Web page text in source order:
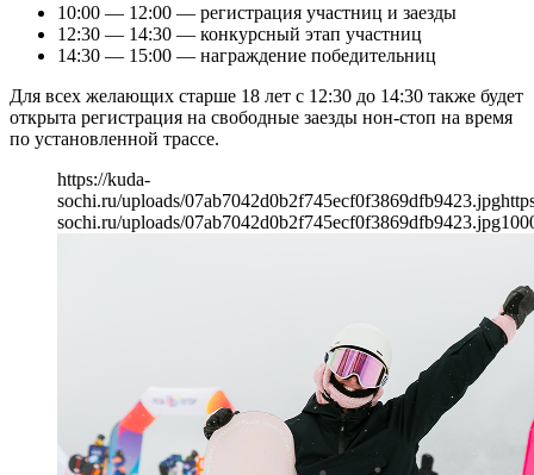
10:00 — 12:00 — регистрация участниц и заезды
12:30 — 14:30 — конкурсный этап участниц
14:30 — 15:00 — награждение победительниц
Для всех желающих старше 18 лет с 12:30 до 14:30 также будет
открыта регистрация на свободные заезды нон-стоп на время
по установленной трассе.
https://kuda-
sochi.ru/uploads/07ab7042d0b2f745ecf0f3869dfb9423.jpg
sochi.ru/uploads/07ab7042d0b2f745ecf0f3869dfb9423.jpg